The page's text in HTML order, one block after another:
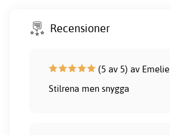
Recensioner
(5 av 5) av Emelie
Stilrena men snygga